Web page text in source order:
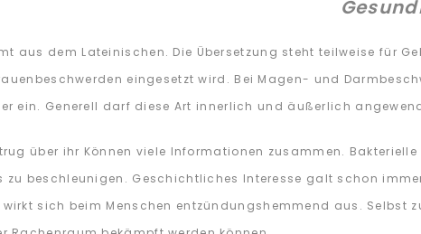
aus dem Lateinischen. Die Übersetzung steht teilweise für
eingesetzt wird. Bei Magen- und
ein. Generell darf diese Art innerlich und äußerlich
über ihr Können viele Informationen zusammen.
zu beschleunigen. Geschichtliches Interesse galt schon
wirkt sich beim Menschen entzündungshemmend aus.